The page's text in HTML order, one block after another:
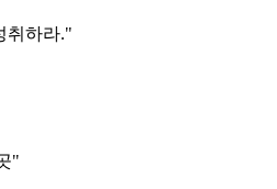
취하라."
"